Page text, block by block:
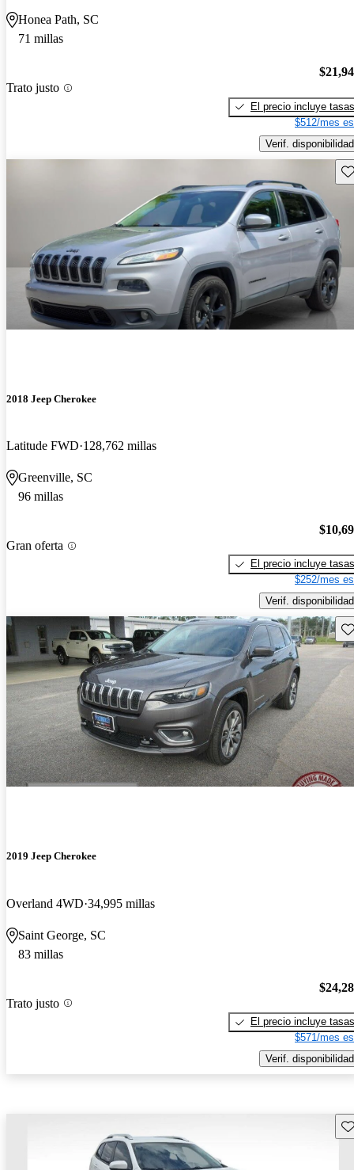
Honea Path, SC
71 millas
Trato justo
El precio incluye tasas
$512/mes
Verif. disponibilidad
2018 Jeep Cherokee
Latitude FWD 128,762 millas
Greenville, SC
96 millas
Gran oferta
El precio incluye tasas
$252/mes
Verif. disponibilidad
2019 Jeep Cherokee
Overland 4WD 34,995 millas
Saint George, SC
83 millas
Trato justo
El precio incluye tasas
$571/mes
Verif. disponibilidad